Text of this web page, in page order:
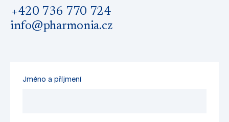
+420 736 770 724
info@pharmonia.cz
Jméno a příjmení